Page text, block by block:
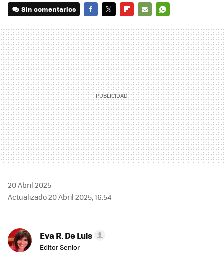
Sin comentarios
MAIL
20 Abril 2025
Actualizado 20 Abril 2025, 16:54
Eva R. De Luis
Editor Senior